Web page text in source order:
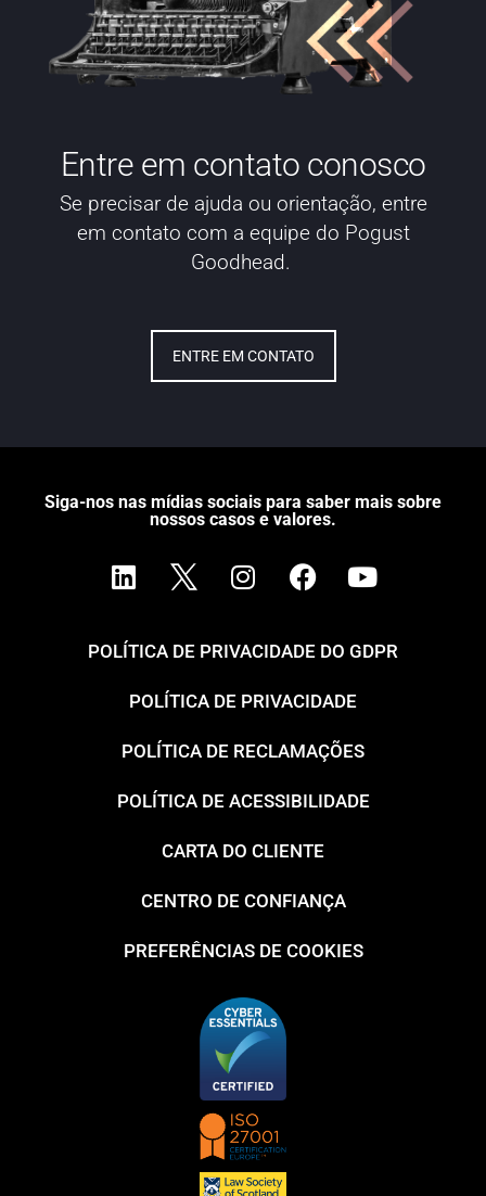
Entre em contato conosco
Se precisar de ajuda ou orientação, entre
em contato com a equipe do Pogust
Goodhead.
ENTRE EM CONTATO
Siga-nos nas mídias sociais para saber mais sobre
nossos casos e valores.
POLÍTICA DE PRIVACIDADE DO GDPR
POLÍTICA DE PRIVACIDADE
POLÍTICA DE RECLAMAÇÕES
POLÍTICA DE ACESSIBILIDADE
CARTA DO CLIENTE
CENTRO DE CONFIANÇA
PREFERÊNCIAS DE COOKIES